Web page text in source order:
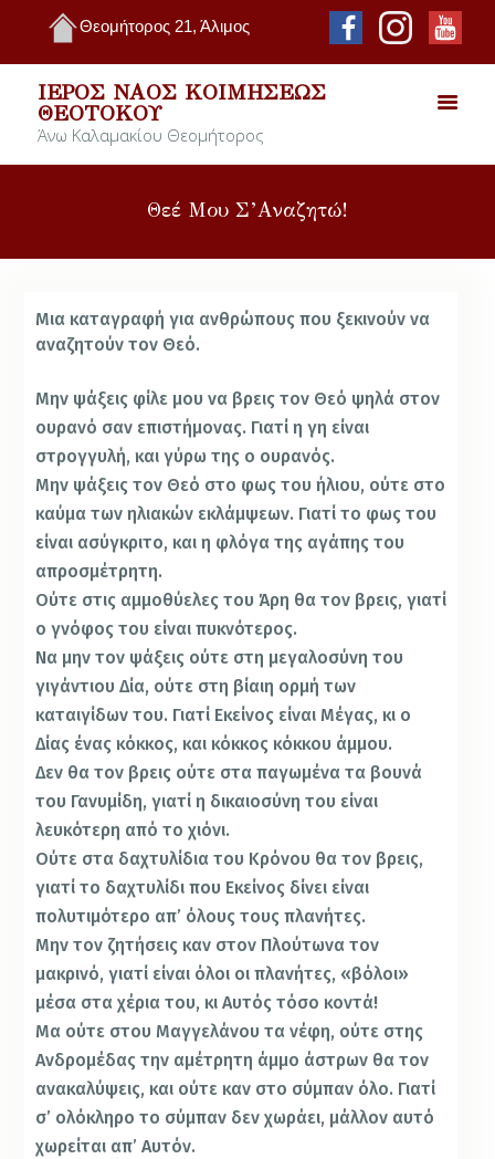
Θεομήτορος 21, Άλιμος
ΙΕΡΌΣ ΝΑΌΣ ΚΟΙΜΉΣΕΩΣ
ΘΕΟΤΌΚΟΥ
Άνω Καλαμακίου Θεομήτορος
Θεέ Μου Σ’Αναζητώ!
Μια καταγραφή για ανθρώπους που ξεκινούν να
αναζητούν τον Θεό.
Μην ψάξεις φίλε μου να βρεις τον Θεό ψηλά στον
ουρανό σαν επιστήμονας. Γιατί η γη είναι
στρογγυλή, και γύρω της ο ουρανός.
Μην ψάξεις τον Θεό στο φως του ήλιου, ούτε στο
καύμα των ηλιακών εκλάμψεων. Γιατί το φως του
είναι ασύγκριτο, και η φλόγα της αγάπης του
απροσμέτρητη.
Ούτε στις αμμοθύελες του Άρη θα τον βρεις, γιατί
ο γνόφος του είναι πυκνότερος.
Να μην τον ψάξεις ούτε στη μεγαλοσύνη του
γιγάντιου Δία, ούτε στη βίαιη ορμή των
καταιγίδων του. Γιατί Εκείνος είναι Μέγας, κι ο
Δίας ένας κόκκος, και κόκκος κόκκου άμμου.
Δεν θα τον βρεις ούτε στα παγωμένα τα βουνά
του Γανυμίδη, γιατί η δικαιοσύνη του είναι
λευκότερη από το χιόνι.
Ούτε στα δαχτυλίδια του Κρόνου θα τον βρεις,
γιατί το δαχτυλίδι που Εκείνος δίνει είναι
πολυτιμότερο απ’ όλους τους πλανήτες.
Μην τον ζητήσεις καν στον Πλούτωνα τον
μακρινό, γιατί είναι όλοι οι πλανήτες, «βόλοι»
μέσα στα χέρια του, κι Αυτός τόσο κοντά!
Μα ούτε στου Μαγγελάνου τα νέφη, ούτε στης
Ανδρομέδας την αμέτρητη άμμο άστρων θα τον
ανακαλύψεις, και ούτε καν στο σύμπαν όλο. Γιατί
σ’ ολόκληρο το σύμπαν δεν χωράει, μάλλον αυτό
χωρείται απ’ Αυτόν.